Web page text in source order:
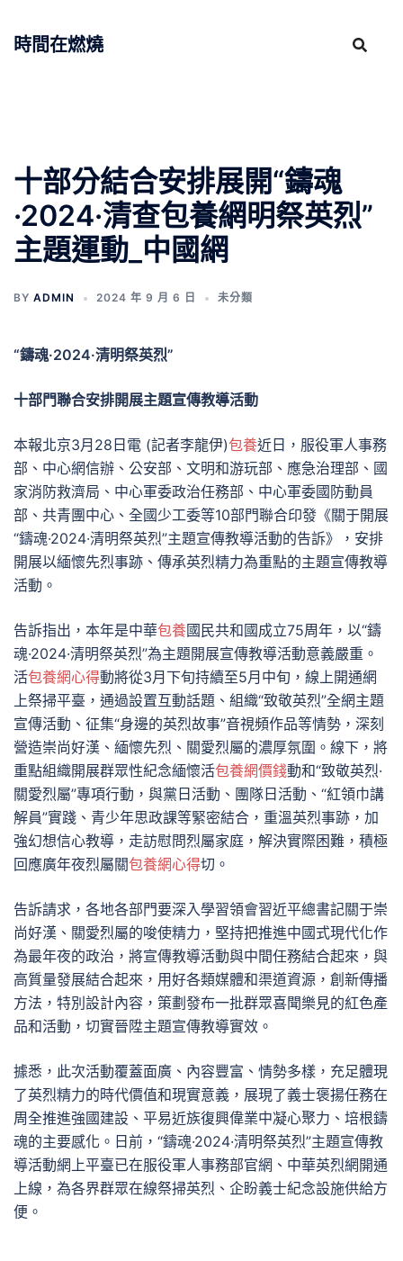
時間在燃燒
十部分結合安排展開“鑄魂
·2024·清查包養網明祭英烈”
主題運動_中國網
BY ADMIN 2024 年 9 月 6 日 未分類
“鑄魂·2024·清明祭英烈”
十部門聯合安排開展主題宣傳教導活動
本報北京3月28日電 (記者李龍伊)包養近日，服役軍人事務
部、中心網信辦、公安部、文明和游玩部、應急治理部、國
家消防救濟局、中心軍委政治任務部、中心軍委國防動員
部、共青團中心、全國少工委等10部門聯合印發《關于開展
“鑄魂·2024·清明祭英烈”主題宣傳教導活動的告訴》，安排
開展以緬懷先烈事跡、傳承英烈精力為重點的主題宣傳教導
活動。
告訴指出，本年是中華包養國民共和國成立75周年，以“鑄
魂·2024·清明祭英烈”為主題開展宣傳教導活動意義嚴重。
活包養網心得動將從3月下旬持續至5月中旬，線上開通網
上祭掃平臺，通過設置互動話題、組織“致敬英烈”全網主題
宣傳活動、征集“身邊的英烈故事”音視頻作品等情勢，深刻
營造崇尚好漢、緬懷先烈、關愛烈屬的濃厚氛圍。線下，將
重點組織開展群眾性紀念緬懷活包養網價錢動和“致敬英烈·
關愛烈屬”專項行動，與黨日活動、團隊日活動、“紅領巾講
解員”實踐、青少年思政課等緊密結合，重溫英烈事跡，加
強幻想信心教導，走訪慰問烈屬家庭，解決實際困難，積極
回應廣年夜烈屬關包養網心得切。
告訴請求，各地各部門要深入學習領會習近平總書記關于崇
尚好漢、關愛烈屬的唆使精力，堅持把推進中國式現代化作
為最年夜的政治，將宣傳教導活動與中間任務結合起來，與
高質量發展結合起來，用好各類媒體和渠道資源，創新傳播
方法，特別設計內容，策劃發布一批群眾喜聞樂見的紅色產
品和活動，切實晉陞主題宣傳教導實效。
據悉，此次活動覆蓋面廣、內容豐富、情勢多樣，充足體現
了英烈精力的時代價值和現實意義，展現了義士褒揚任務在
周全推進強國建設、平易近族復興偉業中凝心聚力、培根鑄
魂的主要感化。日前，“鑄魂·2024·清明祭英烈”主題宣傳教
導活動網上平臺已在服役軍人事務部官網、中華英烈網開通
上線，為各界群眾在線祭掃英烈、企盼義士紀念設施供給方
便。